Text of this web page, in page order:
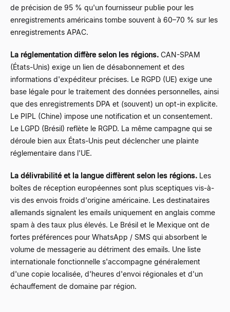
de précision de 95 % qu'un fournisseur publie pour les
enregistrements américains tombe souvent à 60–70 % sur les
enregistrements APAC.
La réglementation diffère selon les régions. CAN-SPAM
(États-Unis) exige un lien de désabonnement et des
informations d'expéditeur précises. Le RGPD (UE) exige une
base légale pour le traitement des données personnelles, ainsi
que des enregistrements DPA et (souvent) un opt-in explicite.
Le PIPL (Chine) impose une notification et un consentement.
Le LGPD (Brésil) reflète le RGPD. La même campagne qui se
déroule bien aux États-Unis peut déclencher une plainte
réglementaire dans l'UE.
La délivrabilité et la langue diffèrent selon les régions. Les
boîtes de réception européennes sont plus sceptiques vis-à-
vis des envois froids d'origine américaine. Les destinataires
allemands signalent les emails uniquement en anglais comme
spam à des taux plus élevés. Le Brésil et le Mexique ont de
fortes préférences pour WhatsApp / SMS qui absorbent le
volume de messagerie au détriment des emails. Une liste
internationale fonctionnelle s'accompagne généralement
d'une copie localisée, d'heures d'envoi régionales et d'un
échauffement de domaine par région.